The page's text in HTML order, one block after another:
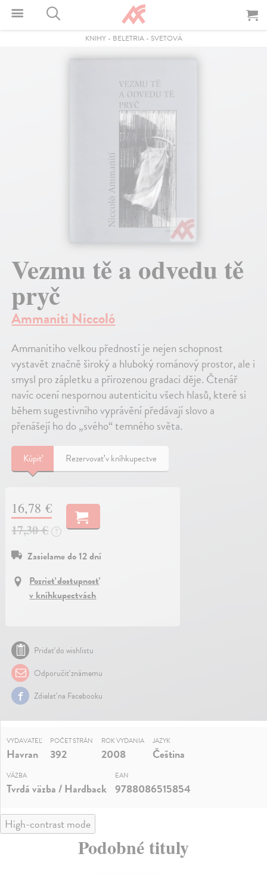
KNIHY- BELETRIA- SVETOVÁ
Vezmu tě a odvedu tě
pryč
Ammaniti Niccoló
Ammanitiho velkou předností je nejen schopnost
vystavět značně široký a hluboký románový prostor, ale i
smysl pro zápletku a přirozenou gradaci děje. Čtenář
navíc ocení nespornou autenticitu všech hlasů, které si
během sugestivního vyprávění předávají slovo a
přenášejí ho do „svého“ temného světa.
Kúpiť Rezervovať v kníhkupectve
16,78 €
17,30 €
?
Zasielame do 12 dní
Pozrieť dostupnosť
v kníhkupectvách
Pridať do wishlistu
Odporučiť známemu
Zdielať na Facebooku
VYDAVATEĽ
Havran
POČET STRÁN
392
ROK VYDANIA
2008
JAZYK
Čeština
VÄZBA
Tvrdá väzba / Hardback
EAN
9788086515854
High-contrast mode
Podobné tituly